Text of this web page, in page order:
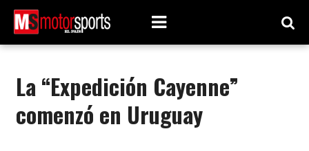
La “Expedición Cayenne”
comenzó en Uruguay